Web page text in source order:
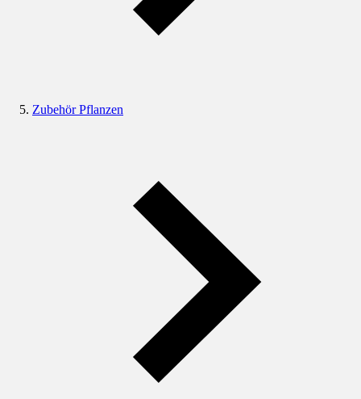
Zubehör Pflanzen